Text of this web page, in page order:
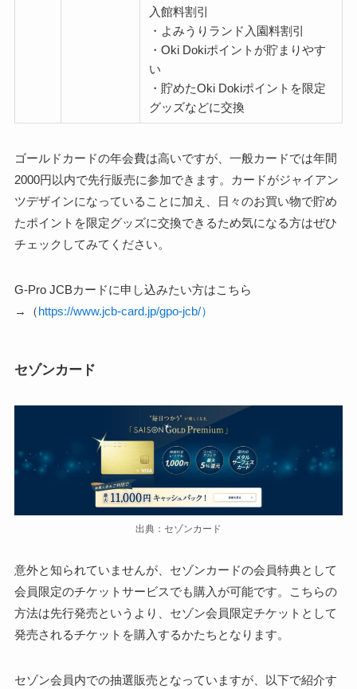
入館料割引
・よみうりランド入園料割引
・Oki Dokiポイントが貯まりやす
い
・貯めたOki Dokiポイントを限定
グッズなどに交換
ゴールドカードの年会費は高いですが、一般カードでは年間
2000円以内で先行販売に参加できます。カードがジャイアン
ツデザインになっていることに加え、日々のお買い物で貯め
たポイントを限定グッズに交換できるため気になる方はぜひ
チェックしてみてください。
G-Pro JCBカードに申し込みたい方はこちら
→（https://www.jcb-card.jp/gpo-jcb/）
セゾンカード
出典：セゾンカード
意外と知られていませんが、セゾンカードの会員特典として
会員限定のチケットサービスでも購入が可能です。こちらの
方法は先行発売というより、セゾン会員限定チケットとして
発売されるチケットを購入するかたちとなります。
セゾン会員内での抽選販売となっていますが、以下で紹介す